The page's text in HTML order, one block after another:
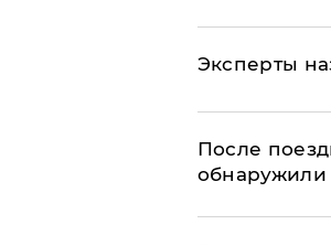
Эксперты
После
обнаружили